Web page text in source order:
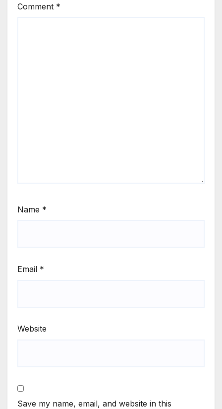
Comment *
Name *
Email *
Website
Save my name, email, and website in this